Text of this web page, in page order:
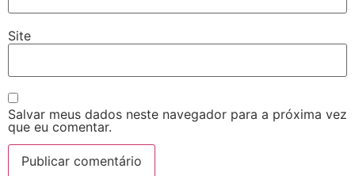
Site
Salvar meus dados neste navegador para a próxima vez
que eu comentar.